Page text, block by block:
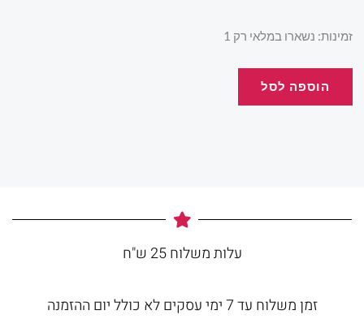
זמינות: נשארו במלאי רק 1
כמות
הוספה לסל
עלות משלוח 25 ש"ח
זמן משלוח עד 7 ימי עסקים לא כולל יום ההזמנה